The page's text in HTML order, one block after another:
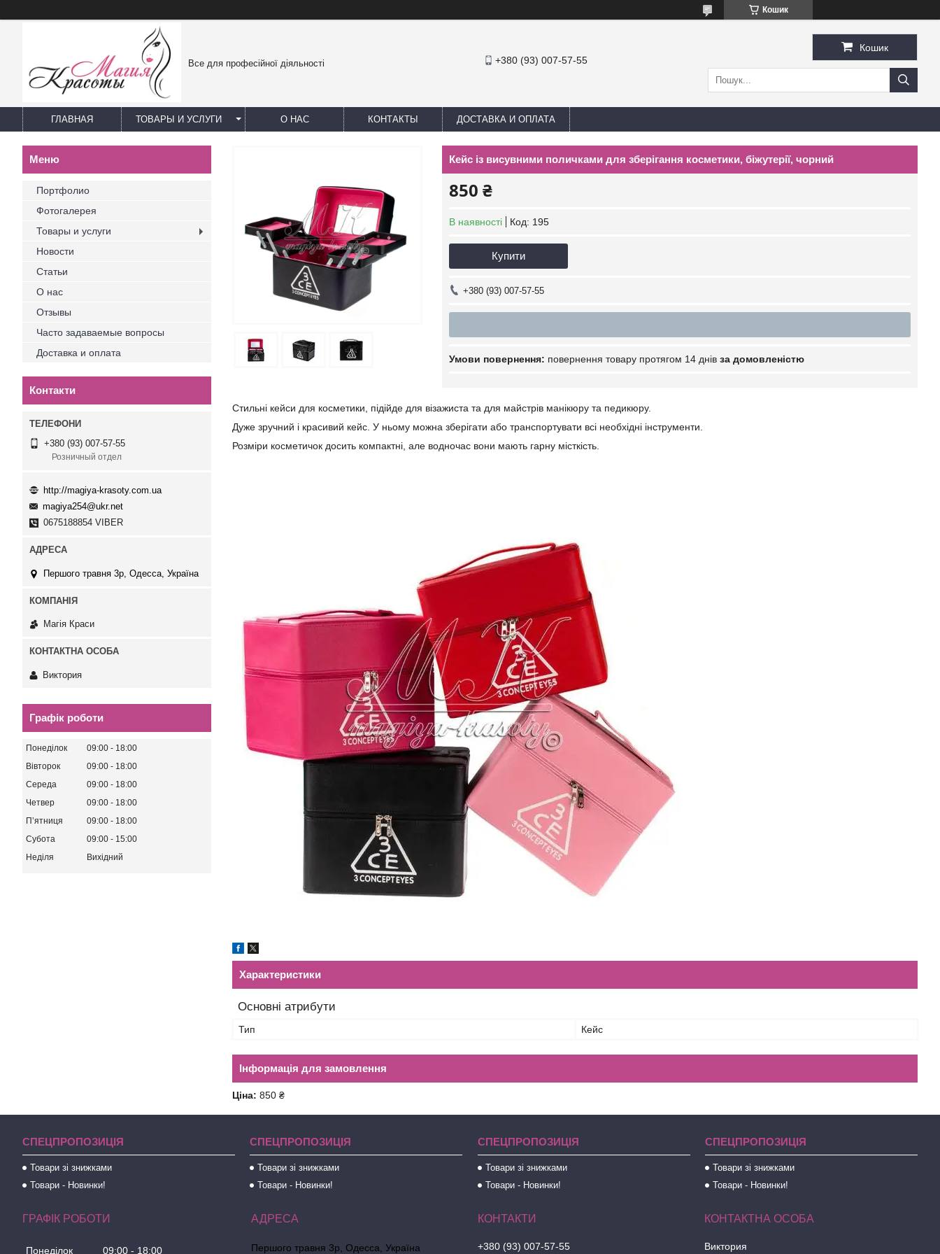
Кошик
Все для професійної діяльності +380 (93) 007-57-55
Кошик
ГЛАВНАЯ ТОВАРЫ И УСЛУГИ О НАС КОНТАКТЫ ДОСТАВКА И ОПЛАТА
Кейс із висувними поличками для зберігання косметики, біжутерії, чорний
850 ₴
В наявності Код: 195
Купити
+380 (93) 007-57-55
повернення товару протягом 14 днів за домовленістю
Стильні кейси для косметики, підійде для візажиста та для майстрів манікюру та педикюру.
Дуже зручний і красивий кейс. У ньому можна зберігати або транспортувати всі необхідні інструменти.
Розміри косметичок досить компактні, але водночас вони мають гарну місткість.
Характеристики
Основні атрибути
Тип Кейс
Інформація для замовлення
Ціна: 850 ₴
Портфолио
Фотогалерея
Товары и услуги
Новости
Статьи
О нас
Отзывы
Часто задаваемые вопросы
Доставка и оплата
Контакти
+380 (93) 007-57-55
Розничный отдел
http://magiya-krasoty.com.ua
magiya254@ukr.net
0675188854 VIBER
Першого травня 3р, Одесса, Україна
Магія Краси
Виктория
Графік роботи
Понеділок 09:00
18:00
Вівторок
09:00
18:00
Середа
09:00
18:00
Четвер
09:00
18:00
Пʼятниця
09:00
18:00
Субота
09:00
15:00
Неділя
Вихідний
СПЕЦПРОПОЗИЦІЯ
Товари зі знижками
Товари - Новинки!
СПЕЦПРОПОЗИЦІЯ
Товари зі знижками
Товари - Новинки!
СПЕЦПРОПОЗИЦІЯ
Товари зі знижками
Товари - Новинки!
СПЕЦПРОПОЗИЦІЯ
Товари зі знижками
Товари - Новинки!
ГРАФІК РОБОТИ
Понеділок 09:00 18:00 Першого травня 3р, Одесса, Україна
+380 (93) 007-57-55
Виктория